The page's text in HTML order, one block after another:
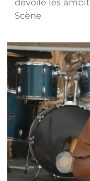
dévoile les
Scène